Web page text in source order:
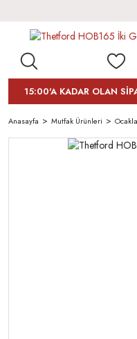
15:00'A KADAR OLAN
Anasayfa Mutfak Ürünleri